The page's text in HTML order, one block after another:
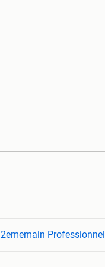
2ememain Professionnel